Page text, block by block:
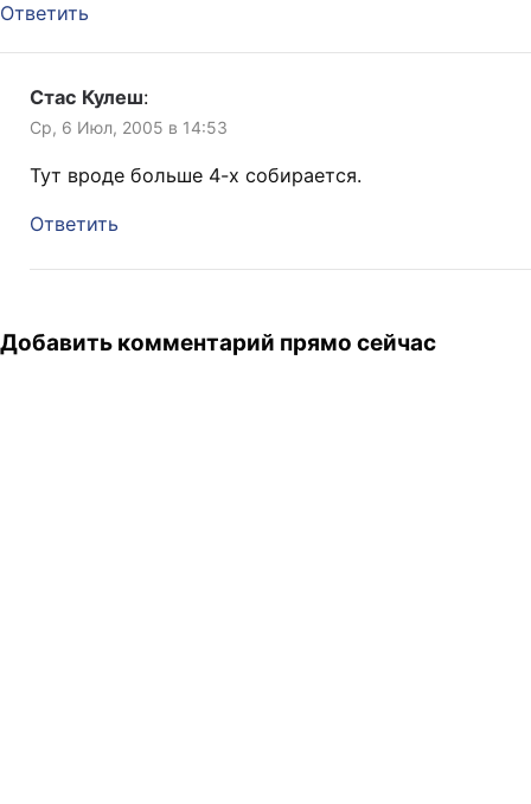
Ответить
Стас Кулеш:
Ср, 6 Июл, 2005 в 14:53
Тут вроде больше 4-х собирается.
Ответить
Добавить комментарий прямо сейчас